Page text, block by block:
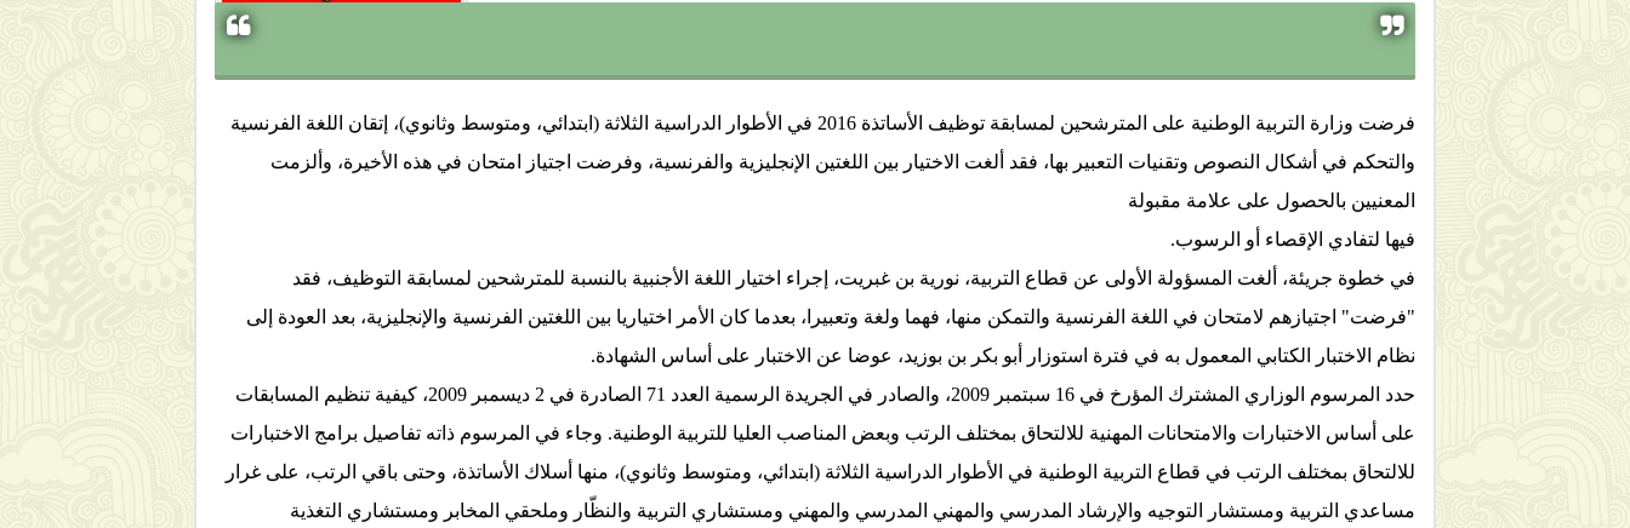
فرضت وزارة التربية الوطنية على المترشحين لمسابقة توظيف الأساتذة 2016 في الأطوار الدراسية الثلاثة (ابتدائي، ومتوسط وثانوي)، إتقان اللغة الفرنسية
والتحكم في أشكال النصوص وتقنيات التعبير بها، فقد ألغت الاختيار بين اللغتين الإنجليزية والفرنسية، وفرضت اجتياز امتحان في هذه الأخيرة، وألزمت
المعنيين بالحصول على علامة مقبولة
فيها لتفادي الإقصاء أو الرسوب.
في خطوة جريئة، ألغت المسؤولة الأولى عن قطاع التربية، نورية بن غبريت، إجراء اختيار اللغة الأجنبية بالنسبة للمترشحين لمسابقة التوظيف، فقد
"فرضت" اجتيازهم لامتحان في اللغة الفرنسية والتمكن منها، فهما ولغة وتعبيرا، بعدما كان الأمر اختياريا بين اللغتين الفرنسية والإنجليزية، بعد العودة إلى
نظام الاختبار الكتابي المعمول به في فترة استوزار أبو بكر بن بوزيد، عوضا عن الاختبار على أساس الشهادة.
حدد المرسوم الوزاري المشترك المؤرخ في 16 سبتمبر 2009، والصادر في الجريدة الرسمية العدد 71 الصادرة في 2 ديسمبر 2009، كيفية تنظيم المسابقات
على أساس الاختبارات والامتحانات المهنية للالتحاق بمختلف الرتب وبعض المناصب العليا للتربية الوطنية. وجاء في المرسوم ذاته تفاصيل برامج الاختبارات
للالتحاق بمختلف الرتب في قطاع التربية الوطنية في الأطوار الدراسية الثلاثة (ابتدائي، ومتوسط وثانوي)، منها أسلاك الأساتذة، وحتى باقي الرتب، على غرار
مساعدي التربية ومستشار التوجيه والإرشاد المدرسي والمهني المدرسي والمهني ومستشاري التربية والنظّار وملحقي المخابر ومستشاري التغذية